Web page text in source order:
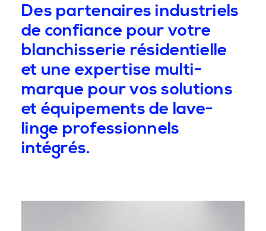
Des partenaires industriels
de confiance pour votre
blanchisserie résidentielle
et une expertise multi-
marque pour vos solutions
et équipements de lave-
linge professionnels
intégrés.